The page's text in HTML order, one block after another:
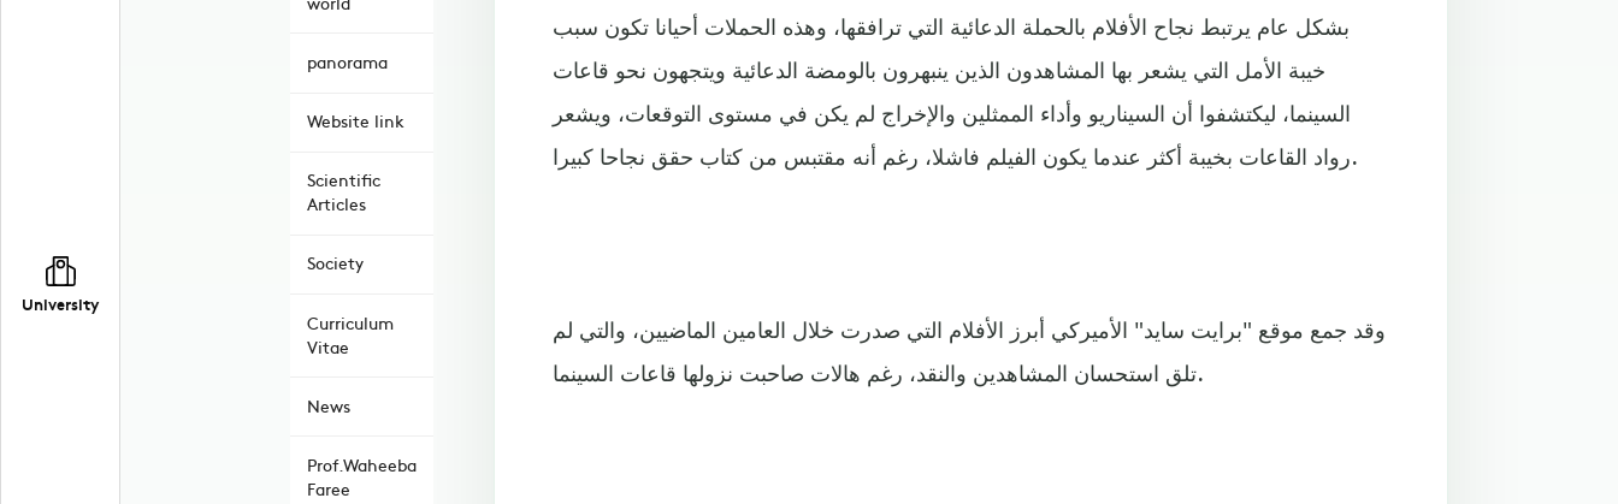
University
panorama
Website link
Scientific
Articles
Society
Curriculum
Vitae
News
Prof.Waheeba
Faree
بشكل عام يرتبط نجاح الأفلام بالحملة الدعائية التي ترافقها، وهذه الحملات أحيانا تكون سبب
خيبة الأمل التي يشعر بها المشاهدون الذين ينبهرون بالومضة الدعائية ويتجهون نحو قاعات
السينما، ليكتشفوا أن السيناريو وأداء الممثلين والإخراج لم يكن في مستوى التوقعات، ويشعر
رواد القاعات بخيبة أكثر عندما يكون الفيلم فاشلا، رغم أنه مقتبس من كتاب حقق نجاحا كبيرا.
وقد جمع موقع "برايت سايد" الأميركي أبرز الأفلام التي صدرت خلال العامين الماضيين، والتي لم
تلق استحسان المشاهدين والنقد، رغم هالات صاحبت نزولها قاعات السينما.